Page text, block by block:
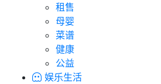
租售
母婴
菜谱
健康
公益
娱乐生活